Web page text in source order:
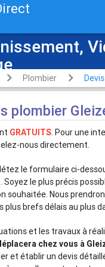
Plombier
plombier
GRATUITS. Pour une
nous directement.
le formulaire ci-
Soyez le plus précis
souhaitée. Nous
plus brefs délais au plus
et les travaux à
chez vous à
et établir un devis